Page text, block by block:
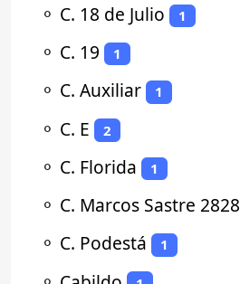
⚬ C. 18 de Julio 1
⚬ C. 19 1
⚬ C. Auxiliar 1
⚬ C. E 2
⚬ C. Florida 1
⚬ C. Marcos Sastre 2828
⚬ C. Podestá 1